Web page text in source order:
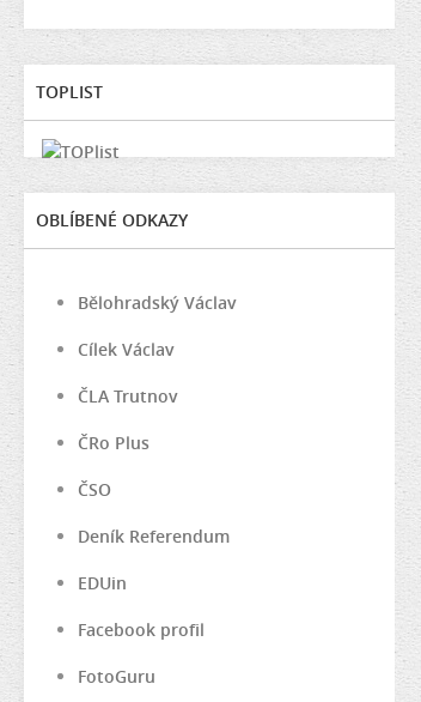
TOPLIST
OBLÍBENÉ ODKAZY
Bělohradský Václav
Cílek Václav
ČLA Trutnov
ČRo Plus
ČSO
Deník Referendum
EDUin
Facebook profil
FotoGuru